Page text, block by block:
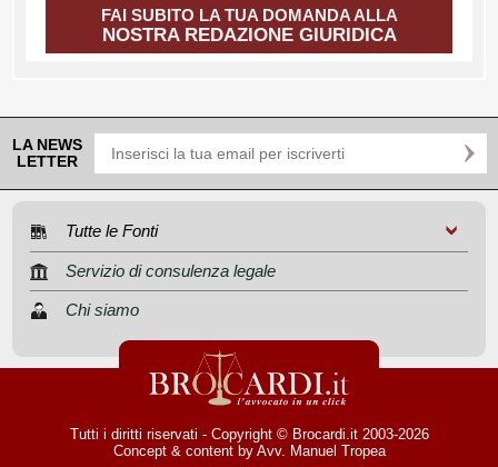
FAI SUBITO LA TUA DOMANDA ALLA
NOSTRA REDAZIONE GIURIDICA
LA NEWS
LETTER
Tutte le Fonti
Servizio di consulenza legale
Chi siamo
Tutti i diritti riservati - Copyright © Brocardi.it 2003-2026
Concept & content by Avv. Manuel Tropea